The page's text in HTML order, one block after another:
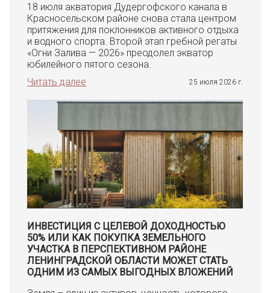
18 июля акватория Дудергофского канала в
Красносельском районе снова стала центром
притяжения для поклонников активного отдыха
и водного спорта. Второй этап гребной регаты
«Огни Залива — 2026» преодолел экватор
юбилейного пятого сезона.
Читать далее
25 июля 2026 г.
ИНВЕСТИЦИЯ С ЦЕЛЕВОЙ ДОХОДНОСТЬЮ
50% ИЛИ КАК ПОКУПКА ЗЕМЕЛЬНОГО
УЧАСТКА В ПЕРСПЕКТИВНОМ РАЙОНЕ
ЛЕНИНГРАДСКОЙ ОБЛАСТИ МОЖЕТ СТАТЬ
ОДНИМ ИЗ САМЫХ ВЫГОДНЫХ ВЛОЖЕНИЙ